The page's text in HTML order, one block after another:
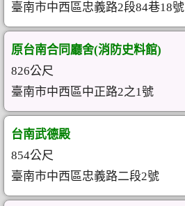
臺南市中西區忠義路2段84巷18號
原台南合同廳舍(消防史料館)
826公尺
臺南市中西區中正路2之1號
台南武德殿
854公尺
臺南市中西區忠義路二段2號